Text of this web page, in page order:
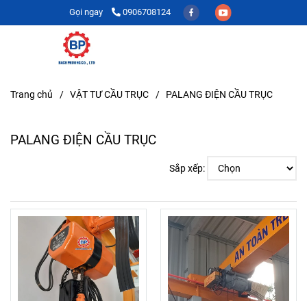
Gọi ngay 0906708124
Trang chủ / VẬT TƯ CẦU TRỤC / PALANG ĐIỆN CẦU TRỤC
PALANG ĐIỆN CẦU TRỤC
Sắp xếp: